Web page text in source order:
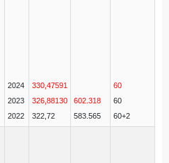
2024
2023
2022
330,47591
326,88130
322,72
602.318
583.565
60
60
60+2